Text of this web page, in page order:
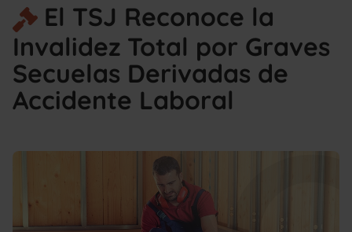
El TSJ Reconoce la
Invalidez Total por Graves
Secuelas Derivadas de
Accidente Laboral